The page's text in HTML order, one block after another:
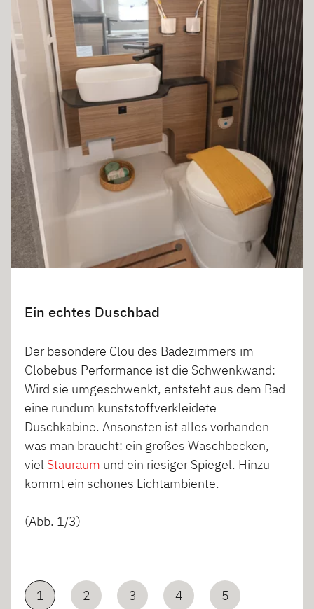
Ein echtes Duschbad
Der besondere Clou des Badezimmers im
Globebus Performance ist die Schwenkwand:
Wird sie umgeschwenkt, entsteht aus dem Bad
eine rundum kunststoffverkleidete
Duschkabine. Ansonsten ist alles vorhanden
was man braucht: ein großes Waschbecken,
viel Stauraum und ein riesiger Spiegel. Hinzu
kommt ein schönes Lichtambiente.
(Abb. 1/3)
1 2 3 4 5